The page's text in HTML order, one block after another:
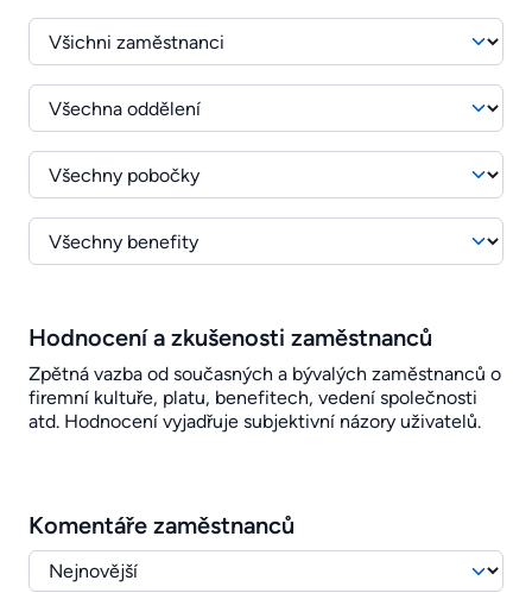
Hodnocení a zkušenosti zaměstnanců
Zpětná vazba od současných a bývalých zaměstnanců o
firemní kultuře, platu, benefitech, vedení společnosti
atd. Hodnocení vyjadřuje subjektivní názory uživatelů.
Komentáře zaměstnanců